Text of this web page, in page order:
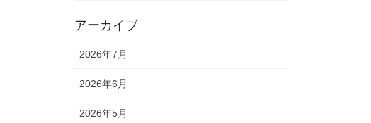
アーカイブ
2026年7月
2026年6月
2026年5月